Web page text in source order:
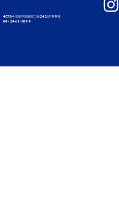
407臺中市西屯區國安二路242巷199號
04 - 2461 - 3099